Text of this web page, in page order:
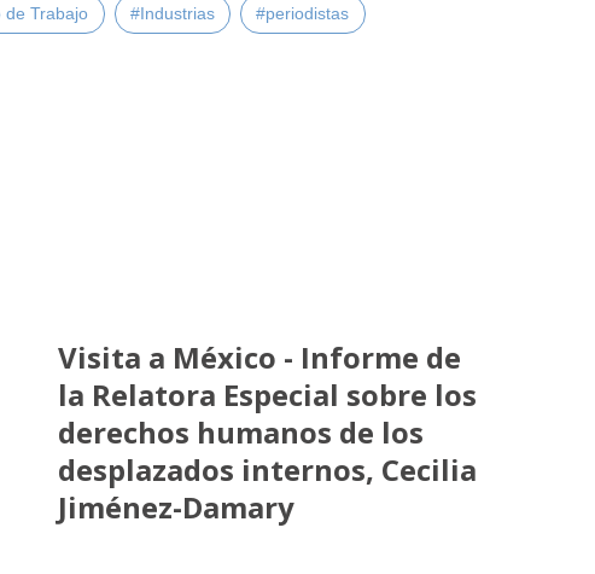
de Trabajo #Industrias #periodistas
Visita a México - Informe de
la Relatora Especial sobre los
derechos humanos de los
desplazados internos, Cecilia
Jiménez-Damary